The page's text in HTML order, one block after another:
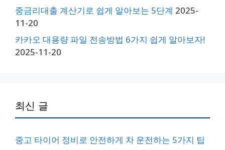
중금리대출 계산기로 쉽게 알아보는 5단계 2025-
11-20
카카오 대용량 파일 전송방법 6가지 쉽게 알아보자!
2025-11-20
최신 글
중고 타이어 정비로 안전하게 차 운전하는 5가지 팁